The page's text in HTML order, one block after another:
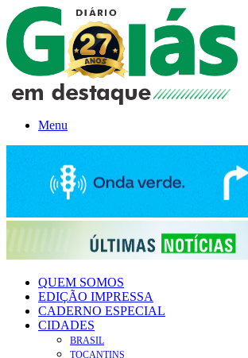
Menu
QUEM SOMOS
EDIÇÃO IMPRESSA
CADERNO ESPECIAL
CIDADES
BRASIL
TOCANTINS